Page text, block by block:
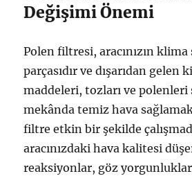
Değişimi Önemi
Polen filtresi, aracınızın
parçasıdır ve dışarıdan gelen
maddeleri, tozları ve polenleri
mekânda temiz hava sağlamak
filtre etkin bir şekilde
aracınızdaki hava kalitesi
reaksiyonlar, göz